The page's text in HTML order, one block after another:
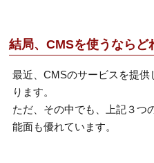
結局、CMSを使うならど
最近、CMSのサービスを提
ります。
ただ、その中でも、上記３つ
能面も優れています。